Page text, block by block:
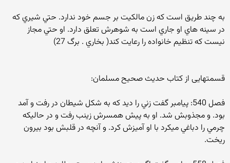
به چند طريق است كه زن مالكيت بر جسم خود ندارد. حتي شيري كه
در سينه هاي او جاري است به شوهرش تعلق دارد. او حتي مجاز
نيست كه تنظيم خانواده را رعايت كند( بخاري . برگ 27)
قسمتهايی از كتاب حديث صحيح مسلمان:
فصل 540: پيامبر گفت زني را ديد كه به شكل شيطان در رفت و آمد
بود. و مجذوبش شد. او به پيش همسرش زينب رفت و در حاليكه
چرمي را دباغي ميكرد با او آميزش كرد. و آنچه در قلبش بود بيرون
ريخت.